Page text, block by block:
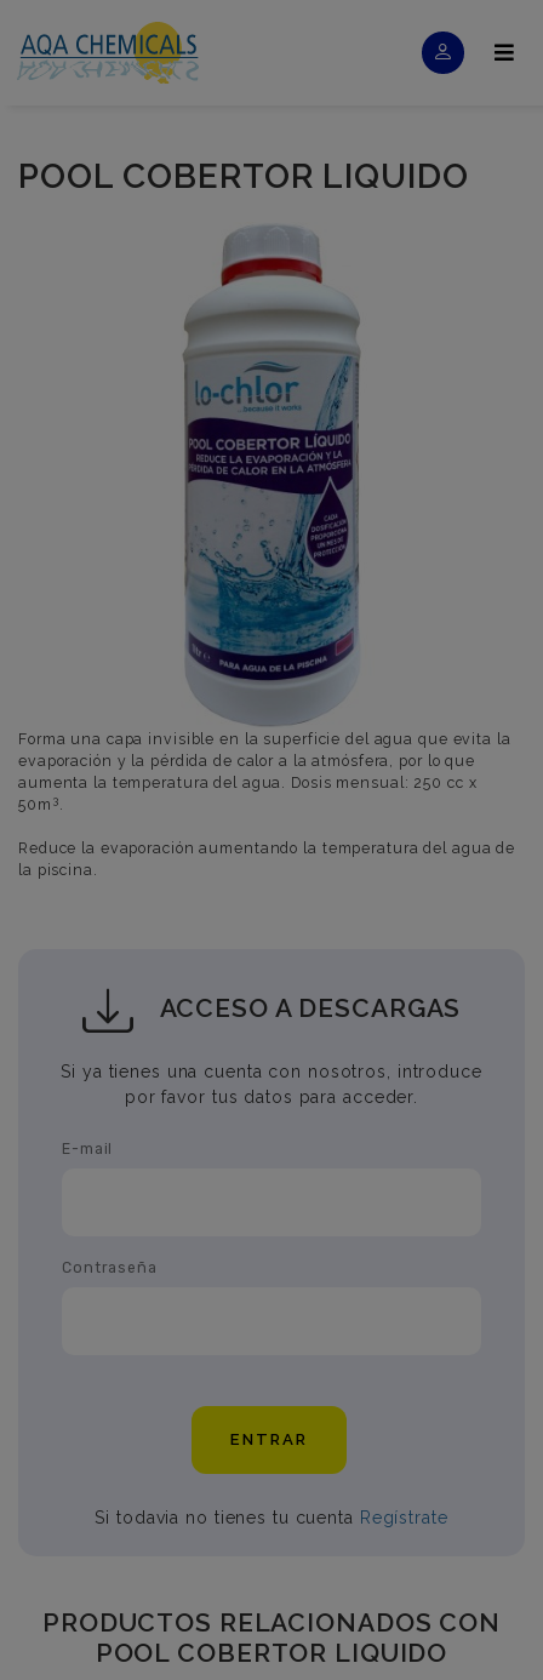
POOL COBERTOR LIQUIDO
Forma una capa invisible en la superficie del agua que evita la
evaporación y la pérdida de calor a la atmósfera, por lo que
aumenta la temperatura del agua. Dosis mensual: 250 cc x
50m 3
Reduce la evaporación aumentando la temperatura del agua de
la piscina.
ACCESO A DESCARGAS
Si ya tienes una cuenta con nosotros, introduce
por favor tus datos para acceder.
E-mail
Contraseña
ENTRAR
Si todavia no tienes tu cuenta Regístrate
PRODUCTOS RELACIONADOS CON
POOL COBERTOR LIQUIDO